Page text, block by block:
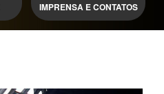
IMPRENSA E CONTATOS